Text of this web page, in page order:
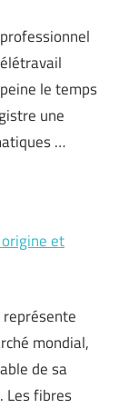
le temps
une
…
et
mondial,
de sa
Les fibres